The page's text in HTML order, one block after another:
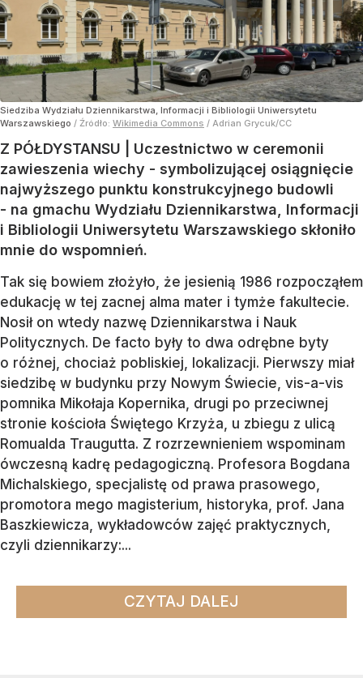
Siedziba Wydziału Dziennikarstwa, Informacji i Bibliologii Uniwersytetu
Warszawskiego / Źródło: Wikimedia Commons / Adrian Grycuk/CC
Z PÓŁDYSTANSU | Uczestnictwo w ceremonii
zawieszenia wiechy - symbolizującej osiągnięcie
najwyższego punktu konstrukcyjnego budowli
- na gmachu Wydziału Dziennikarstwa, Informacji
i Bibliologii Uniwersytetu Warszawskiego skłoniło
mnie do wspomnień.
Tak się bowiem złożyło, że jesienią 1986 rozpocząłem
edukację w tej zacnej alma mater i tymże fakultecie.
Nosił on wtedy nazwę Dziennikarstwa i Nauk
Politycznych. De facto były to dwa odrębne byty
o różnej, chociaż pobliskiej, lokalizacji. Pierwszy miał
siedzibę w budynku przy Nowym Świecie, vis-a-vis
pomnika Mikołaja Kopernika, drugi po przeciwnej
stronie kościoła Świętego Krzyża, u zbiegu z ulicą
Romualda Traugutta. Z rozrzewnieniem wspominam
ówczesną kadrę pedagogiczną. Profesora Bogdana
Michalskiego, specjalistę od prawa prasowego,
promotora mego magisterium, historyka, prof. Jana
Baszkiewicza, wykładowców zajęć praktycznych,
czyli dziennikarzy:...
CZYTAJ DALEJ